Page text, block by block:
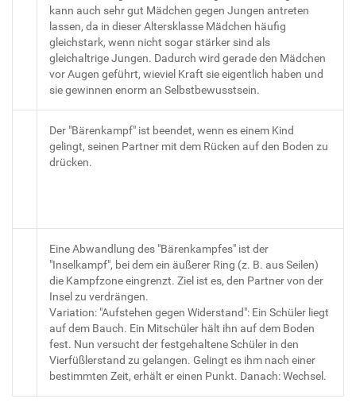
kann auch sehr gut Mädchen gegen Jungen antreten
lassen, da in dieser Altersklasse Mädchen häufig
gleichstark, wenn nicht sogar stärker sind als
gleichaltrige Jungen. Dadurch wird gerade den Mädchen
vor Augen geführt, wieviel Kraft sie eigentlich haben und
sie gewinnen enorm an Selbstbewusstsein.
Der "Bärenkampf" ist beendet, wenn es einem Kind
gelingt, seinen Partner mit dem Rücken auf den Boden zu
drücken.
Eine Abwandlung des "Bärenkampfes" ist der
"Inselkampf", bei dem ein äußerer Ring (z. B. aus Seilen)
die Kampfzone eingrenzt. Ziel ist es, den Partner von der
Insel zu verdrängen.
Variation: "Aufstehen gegen Widerstand": Ein Schüler liegt
auf dem Bauch. Ein Mitschüler hält ihn auf dem Boden
fest. Nun versucht der festgehaltene Schüler in den
Vierfüßlerstand zu gelangen. Gelingt es ihm nach einer
bestimmten Zeit, erhält er einen Punkt. Danach: Wechsel.